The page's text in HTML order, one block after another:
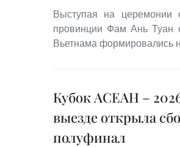
Выступая на церемонии
провинции Фам Ань Туан
Вьетнама формировались
Кубок АСЕАН –
выезде открыла
полуфинал